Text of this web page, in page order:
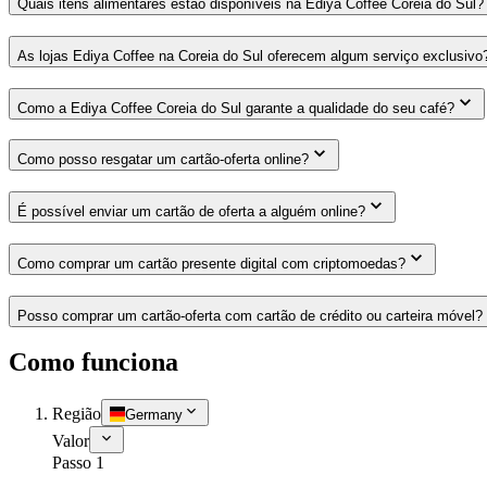
Quais itens alimentares estão disponíveis na Ediya Coffee Coreia do Sul?
As lojas Ediya Coffee na Coreia do Sul oferecem algum serviço
Como a Ediya Coffee Coreia do Sul garante a qualidade do seu café?
Como posso resgatar um cartão-oferta online?
É possível enviar um cartão de oferta a alguém online?
Como comprar um cartão presente digital com criptomoedas?
Posso comprar um cartão-oferta com cartão de crédito ou carteira móvel?
Como funciona
Região Germany
Valor
Passo 1